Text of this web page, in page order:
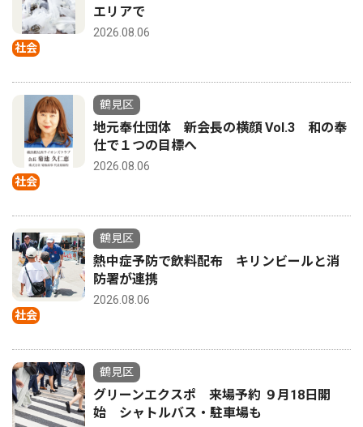
社会
エリアで
2026.08.06
社会
鶴見区
地元奉仕団体 新会長の横顔 Vol.3 和の奉
仕で１つの目標へ
2026.08.06
社会
鶴見区
熱中症予防で飲料配布 キリンビールと消
防署が連携
2026.08.06
鶴見区
グリーンエクスポ 来場予約 ９月18日開
始 シャトルバス・駐車場も